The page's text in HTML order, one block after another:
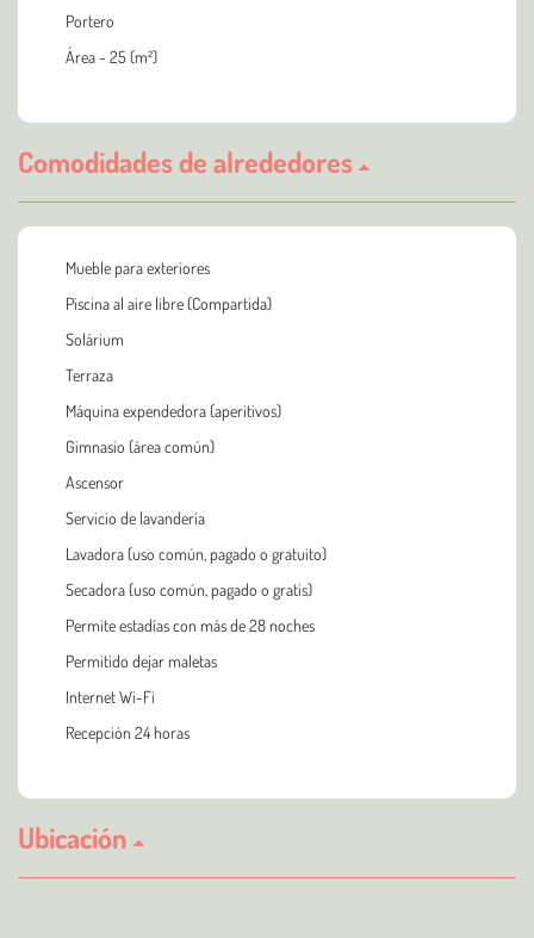
Portero
Área - 25 (m²)
Comodidades de alrededores
Mueble para exteriores
Piscina al aire libre (Compartida)
Solárium
Terraza
Máquina expendedora (aperitivos)
Gimnasio (área común)
Ascensor
Servicio de lavandería
Lavadora (uso común, pagado o gratuito)
Secadora (uso común, pagado o gratis)
Permite estadías con más de 28 noches
Permitido dejar maletas
Internet Wi-Fi
Recepción 24 horas
Ubicación